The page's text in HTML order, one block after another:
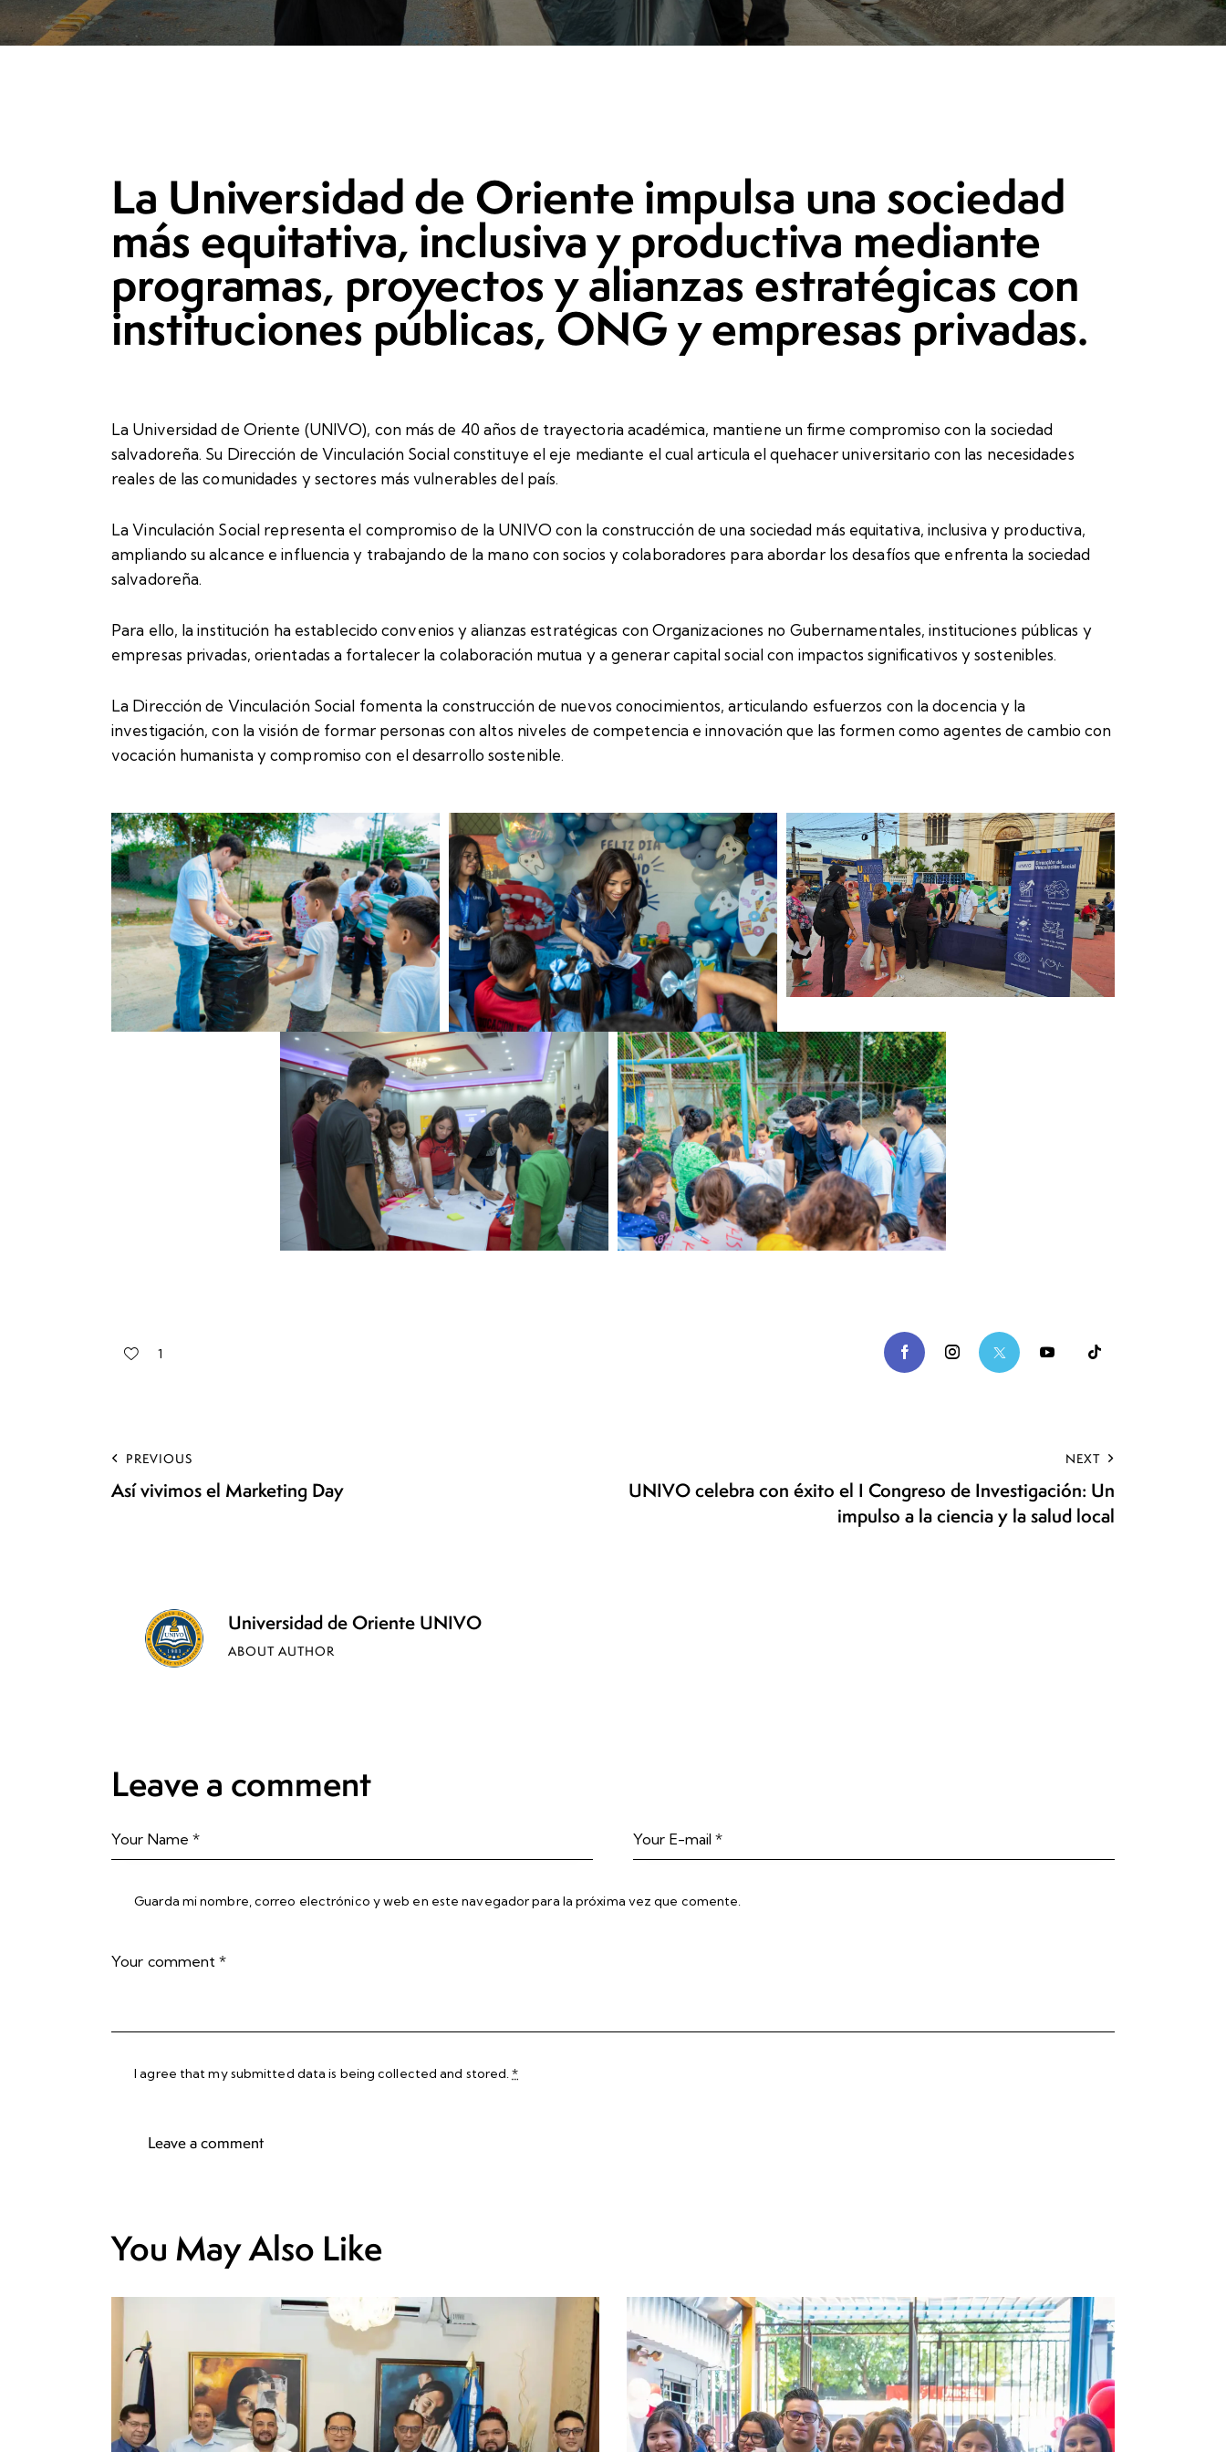
La Universidad de Oriente impulsa una sociedad
más equitativa, inclusiva y productiva mediante
programas, proyectos y alianzas estratégicas con
instituciones públicas, ONG y empresas privadas.
La Universidad de Oriente (UNIVO), con más de 40 años de trayectoria académica, mantiene un firme compromiso con la sociedad
salvadoreña. Su Dirección de Vinculación Social constituye el eje mediante el cual articula el quehacer universitario con las necesidades
reales de las comunidades y sectores más vulnerables del país.
La Vinculación Social representa el compromiso de la UNIVO con la construcción de una sociedad más equitativa, inclusiva y productiva,
ampliando su alcance e influencia y trabajando de la mano con socios y colaboradores para abordar los desafíos que enfrenta la sociedad
salvadoreña.
Para ello, la institución ha establecido convenios y alianzas estratégicas con Organizaciones no Gubernamentales, instituciones públicas y
empresas privadas, orientadas a fortalecer la colaboración mutua y a generar capital social con impactos significativos y sostenibles.
La Dirección de Vinculación Social fomenta la construcción de nuevos conocimientos, articulando esfuerzos con la docencia y la
investigación, con la visión de formar personas con altos niveles de competencia e innovación que las formen como agentes de cambio con
vocación humanista y compromiso con el desarrollo sostenible.
1
PREVIOUS
Así vivimos el Marketing Day
NEXT
UNIVO celebra con éxito el I Congreso de Investigación: Un
impulso a la ciencia y la salud local
Universidad de Oriente UNIVO
ABOUT AUTHOR
Leave a comment
Guarda mi nombre, correo electrónico y web en este navegador para la próxima vez que comente.
I agree that my submitted data is beingcollected and stored.*
You May Also Like